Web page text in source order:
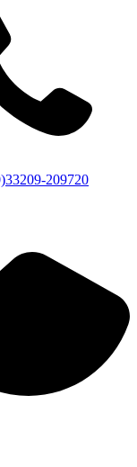
209720